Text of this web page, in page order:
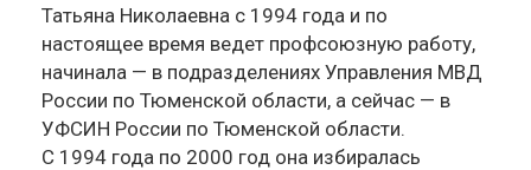
Татьяна Николаевна с 1994 года и по
настоящее время ведет профсоюзную работу,
начинала — в подразделениях Управления МВД
России по Тюменской области, а сейчас — в
УФСИН России по Тюменской области.
С 1994 года по 2000 год она избиралась